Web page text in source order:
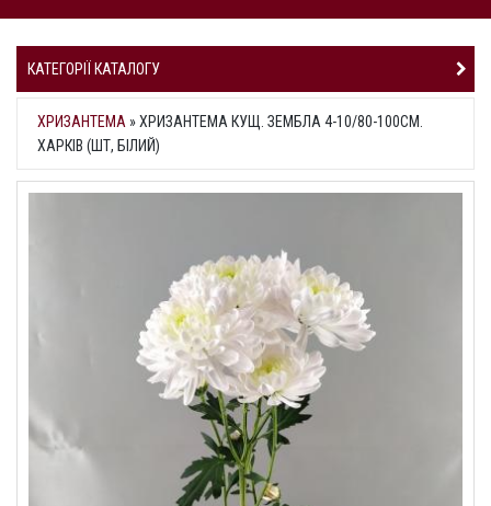
КАТЕГОРІЇ КАТАЛОГУ
ХРИЗАНТЕМА »ХРИЗАНТЕМА КУЩ. ЗЕМБЛА 4-10/80-100СМ.
ХАРКІВ (ШТ, БІЛИЙ)